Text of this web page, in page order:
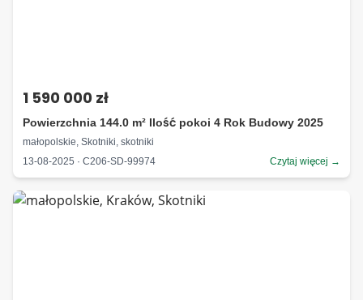
1 590 000 zł
Powierzchnia 144.0 m² Ilość pokoi 4 Rok Budowy 2025
małopolskie, Skotniki, skotniki
13-08-2025 · C206-SD-99974
Czytaj więcej →